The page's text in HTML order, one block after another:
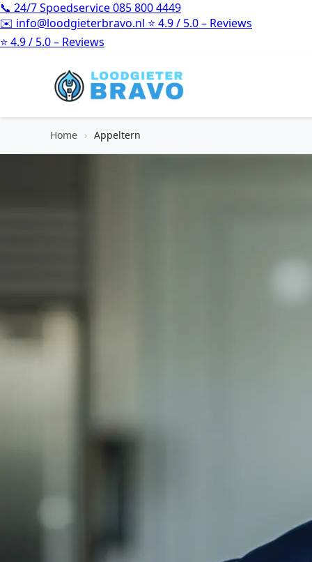
📞 24/7 Spoedservice085 800 4449
✉️ info@loodgieterbravo.nl ⭐ 4.9 / 5.0 – Reviews
⭐ 4.9 / 5.0 – Reviews
Home › Appeltern